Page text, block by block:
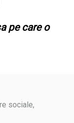
pe care o
sociale,